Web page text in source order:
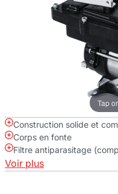
Tap
Construction solide et
Corps en fonte
Filtre antiparasitage
Voir plus